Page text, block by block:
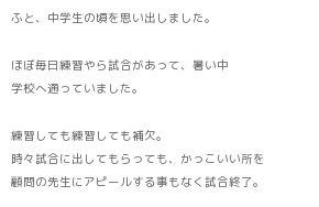
ふと、中学生の頃を思い出しました。
ほぼ毎日練習やら試合があって、暑い中
学校へ通っていました。
練習しても練習しても補欠。
時々試合に出してもらっても、かっこいい所を
顧問の先生にアピールする事もなく試合終了。